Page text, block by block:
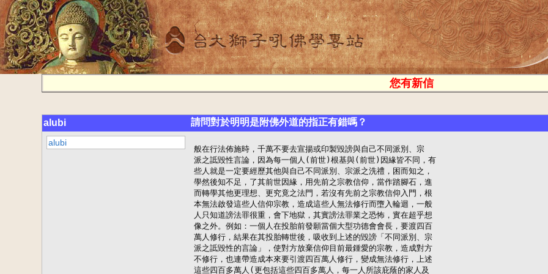
您有新信
alubi 請問對於明明是附佛外道的指正有錯嗎？
alubi
般在行法佈施時，千萬不要去宣揚或印製毀謗與自己不同派別、宗
派之詆毀性言論，因為每一個人(前世)根基與(前世)因緣皆不同，有
些人就是一定要經歷其他與自己不同派別、宗派之洗禮，困而知之，
學然後知不足，了其前世因緣，用先前之宗教信仰，當作踏腳石，進
而轉學其他更理想、更究竟之法門，若沒有先前之宗教信仰入門，根
本無法啟發這些人信仰宗教，造成這些人無法修行而墮入輪迴，一般
人只知道謗法罪很重，會下地獄，其實謗法罪業之恐怖，實在超乎想
像之外。例如：一個人在投胎前發願當個大型功德會會長，要渡四百
萬人修行，結果在其投胎轉世後，吸收到上述的毀謗「不同派別、宗
派之詆毀性的言論」，使對方放棄信仰目前最鍾愛的宗教，造成對方
不修行，也連帶造成本來要引渡四百萬人修行，變成無法修行，上述
這些四百多萬人(更包括這些四百多萬人，每一人所該庇蔭的家人及